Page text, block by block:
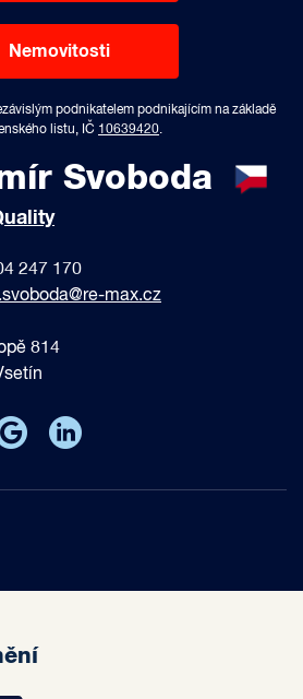
Nemovitosti
podnikatelem podnikajícím na základě
listu, IČ 10639420.
Svoboda
247 170
max.cz
814